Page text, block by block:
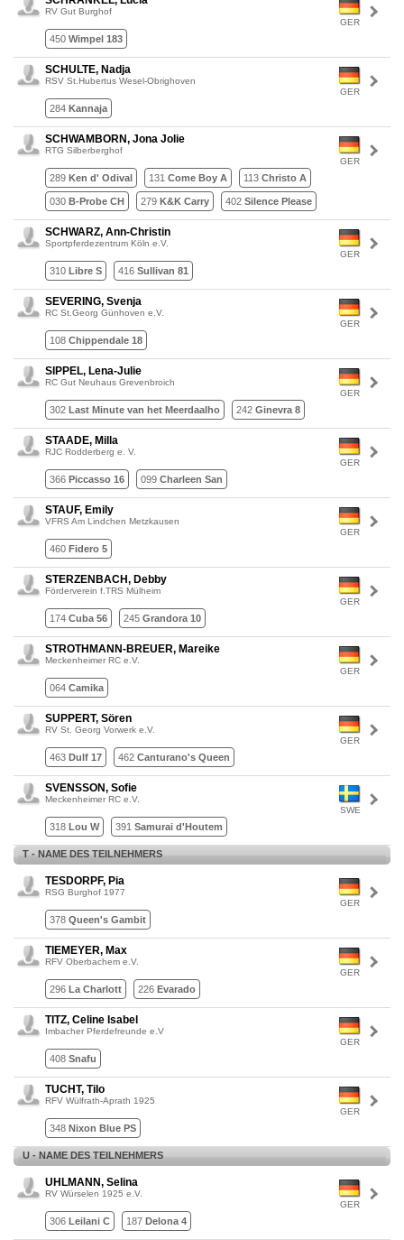
GER
RV Gut Burghof
450 Wimpel 183
GER
SCHULTE, Nadja
RSV St.Hubertus Wesel-Obrighoven
284 Kannaja
GER
SCHWAMBORN, Jona Jolie
RTG Silberberghof
289 Ken d' Odival 131 Come Boy A 113 Christo A
030 B-Probe CH 279 K&K Carry 402 Silence Please
GER
SCHWARZ, Ann-Christin
Sportpferdezentrum Köln e.V.
310 Libre S 416 Sullivan 81
GER
SEVERING, Svenja
RC St.Georg Günhoven e.V.
108 Chippendale 18
GER
SIPPEL, Lena-Julie
RC Gut Neuhaus Grevenbroich
302 Last Minute van het Meerdaalho 242 Ginevra 8
GER
STAADE, Milla
RJC Rodderberg e. V.
366 Piccasso 16 099 Charleen San
GER
STAUF, Emily
VFRS Am Lindchen Metzkausen
460 Fidero 5
GER
STERZENBACH, Debby
Förderverein f.TRS Mülheim
174 Cuba 56 245 Grandora 10
GER
STROTHMANN-BREUER, Mareike
Meckenheimer RC e.V.
064 Camika
GER
SUPPERT, Sören
RV St. Georg Vorwerk e.V.
463 Dulf 17 462 Canturano's Queen
SWE
SVENSSON, Sofie
Meckenheimer RC e.V.
318 Lou W 391 Samurai d'Houtem
T - NAME DES TEILNEHMERS
GER
TESDORPF, Pia
RSG Burghof 1977
378 Queen's Gambit
GER
TIEMEYER, Max
RFV Oberbachem e.V.
296 La Charlott 226 Evarado
GER
TITZ, Celine Isabel
Imbacher Pferdefreunde e.V
408 Snafu
GER
TUCHT, Tilo
RFV Wülfrath-Aprath 1925
348 Nixon Blue PS
U - NAME DES TEILNEHMERS
GER
UHLMANN, Selina
RV Würselen 1925 e.V.
306 Leilani C 187 Delona 4